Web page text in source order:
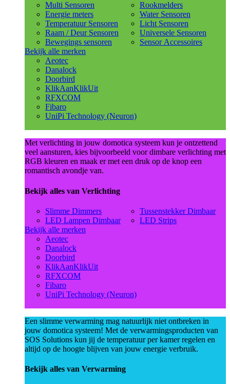
Multi Sensoren
Energie meters
Temperatuur Sensoren
Raam / Deur Sensoren
Bewegings sensoren
Rookmelders
Water Sensoren
Licht Sensoren
Universele Sensoren
Sensor Accessoires
Bekijk alle merken
Aeotec
Danalock
Doorbird
KlikAanKlikUit
RFXCOM
Fibaro
UniPi Technology (Neuron)
Met verlichting in jouw domotica systeem kun je ontzettend
veel aansturen, kies bijvoorbeeld voor dimbare verlichting met
RGB kleuren en maak er met een druk op de knop een
romantisch avondje van.
Bekijk alles van Verlichting
Slimme Dimmers
LED Lampen Dimbaar
Tussenstekker Dimbaar
LED Strips
Bekijk alle merken
Aeotec
Danalock
Doorbird
KlikAanKlikUit
RFXCOM
Fibaro
UniPi Technology (Neuron)
Een slimme verwarming mag natuurlijk niet ontbreken in
jouw domotica systeem! Met de verwarmingsproducten van
SOS Solutions kun jij de temperatuur per kamer regelen en
altijd op de hoogte blijven van jouw energie verbruik.
Bekijk alles van Verwarming